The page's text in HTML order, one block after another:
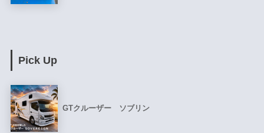
Pick Up
GTクルーザー ソブリン